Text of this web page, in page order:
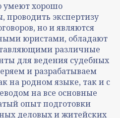
умеют хорошо
проводить экспертизу
но и являются
юристами, обладают
различные
для ведения судебных
и разрабатываем
на родном языке, так и с
на все основные
опыт подготовки
деловых и житейских